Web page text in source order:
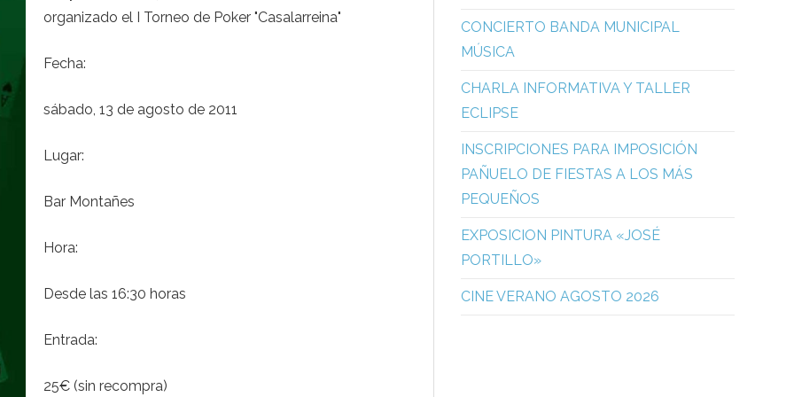
organizado el I Torneo de Poker "Casalarreina"
Fecha:
sábado, 13 de agosto de 2011
Lugar:
Bar Montañes
Hora:
Desde las 16:30 horas
Entrada:
25€ (sin recompra)
CONCIERTO BANDA MUNICIPAL
MÚSICA
CHARLA INFORMATIVA Y TALLER
ECLIPSE
INSCRIPCIONES PARA IMPOSICIÓN
PAÑUELO DE FIESTAS A LOS MÁS
PEQUEÑOS
EXPOSICION PINTURA «JOSÉ
PORTILLO»
CINE VERANO AGOSTO 2026